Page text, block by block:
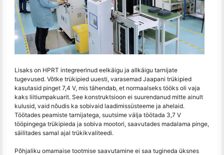
Lisaks on HPRT integreerinud eelkäigu ja allkäigu tarnijate
tugevused. Võtke trükipied uuesti, varasemad Jaapani trükipied
kasutasid pinget 7,4 V, mis tähendab, et normaalseks tööks oli vaja
kaks liitiumpakuarit. See konstruktsioon ei suurendanud mitte ainult
kulusid, vaid nõudis ka sobivaid laadimissüsteeme ja ahelaid.
Töötades peamiste tarnijatega, suutsime välja töötada 3,7 V
tööpingega trükipieda ja sobiva mootori, saavutades madalama pinge,
säilitades samal ajal trükikvaliteedi.
Põhjaliku omamaise tootmise saavutamine ei saa tugineda üksnes